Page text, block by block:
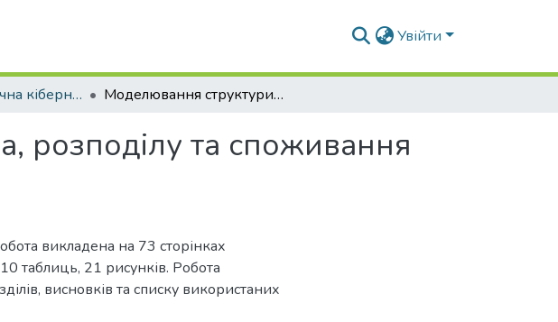
Увійти
ОПП "Економічна кібернетика" Моделювання структури виробництва, розподілу та споживання продукції тваринництва
розподілу та споживання
викладена на 73 сторінках
таблиць, 21 рисунків. Робота
висновків та списку використаних